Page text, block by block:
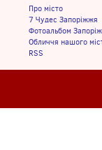
Про місто
7 Чудес Запоріжжя
Фотоальбом
Обличчя нашого
RSS